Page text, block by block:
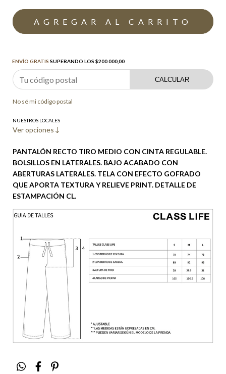
ENVÍO GRATIS SUPERANDO LOS $200.000,00
CALCULAR
No sé mi código postal
NUESTROS LOCALES
Ver opciones
PANTALÓN RECTO TIRO MEDIO CON CINTA REGULABLE.
BOLSILLOS EN LATERALES. BAJO ACABADO CON
ABERTURAS LATERALES. TELA CON EFECTO GOFRADO
QUE APORTA TEXTURA Y RELIEVE PRINT. DETALLE DE
ESTAMPACIÓN CL.